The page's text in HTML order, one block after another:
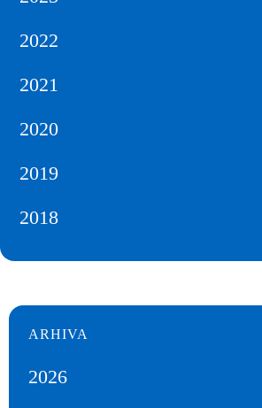
2022
2021
2020
2019
2018
ARHIVA
2026